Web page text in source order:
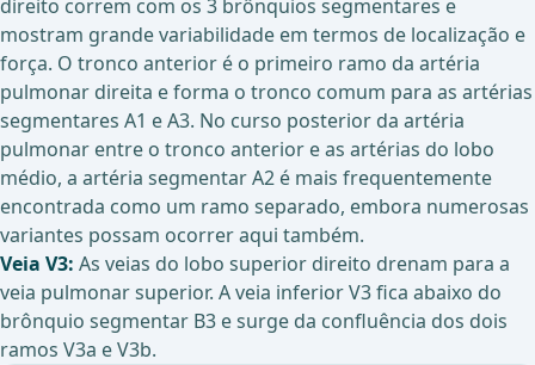
direito correm com os 3 brônquios segmentares e
mostram grande variabilidade em termos de localização e
força. O tronco anterior é o primeiro ramo da artéria
pulmonar direita e forma o tronco comum para as artérias
segmentares A1 e A3. No curso posterior da artéria
pulmonar entre o tronco anterior e as artérias do lobo
médio, a artéria segmentar A2 é mais frequentemente
encontrada como um ramo separado, embora numerosas
variantes possam ocorrer aqui também.
Veia V3: As veias do lobo superior direito drenam para a
veia pulmonar superior. A veia inferior V3 fica abaixo do
brônquio segmentar B3 e surge da confluência dos dois
ramos V3a e V3b.